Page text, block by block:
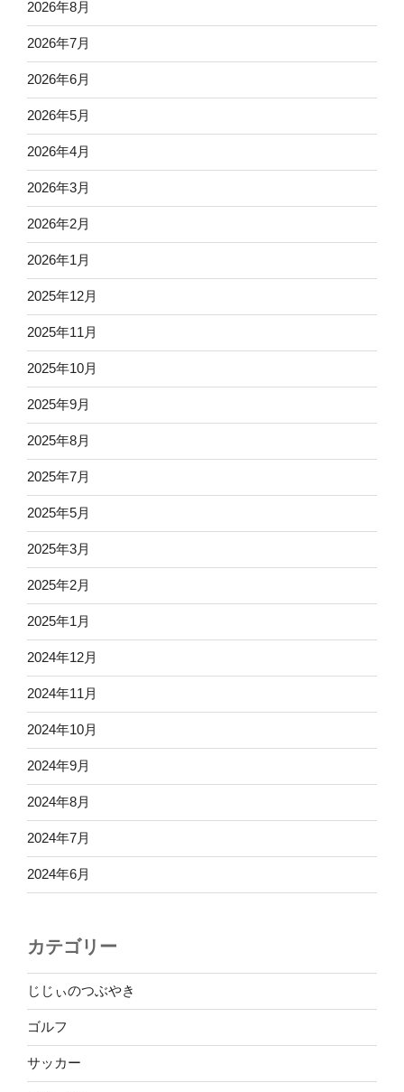
2026年8月
2026年7月
2026年6月
2026年5月
2026年4月
2026年3月
2026年2月
2026年1月
2025年12月
2025年11月
2025年10月
2025年9月
2025年8月
2025年7月
2025年5月
2025年3月
2025年2月
2025年1月
2024年12月
2024年11月
2024年10月
2024年9月
2024年8月
2024年7月
2024年6月
カテゴリー
じじぃのつぶやき
ゴルフ
サッカー